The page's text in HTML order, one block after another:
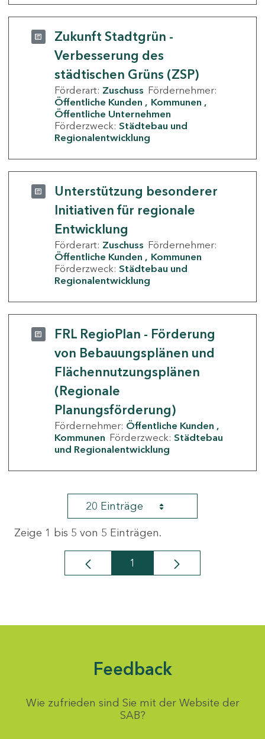
Zukunft Stadtgrün -
Verbesserung des
städtischen Grüns (ZSP)
Förderart: Zuschuss Fördernehmer:
Öffentliche Kunden
Kommunen
Öffentliche Unternehmen
Förderzweck: Städtebau und
Regionalentwicklung
Unterstützung besonderer
Initiativen für regionale
Entwicklung
Förderart: Zuschuss Fördernehmer:
Öffentliche Kunden
Kommunen
Förderzweck: Städtebau und
Regionalentwicklung
FRL RegioPlan - Förderung
von Bebauungsplänen und
Flächennutzungsplänen
(Regionale
Planungsförderung)
Fördernehmer: Öffentliche Kunden
Kommunen Förderzweck: Städtebau
und Regionalentwicklung
20 Einträge
Zeige 1 bis 5 von 5 Einträgen.
Seite
1
Feedback
Wie zufrieden sind Sie mit der Website der
SAB?